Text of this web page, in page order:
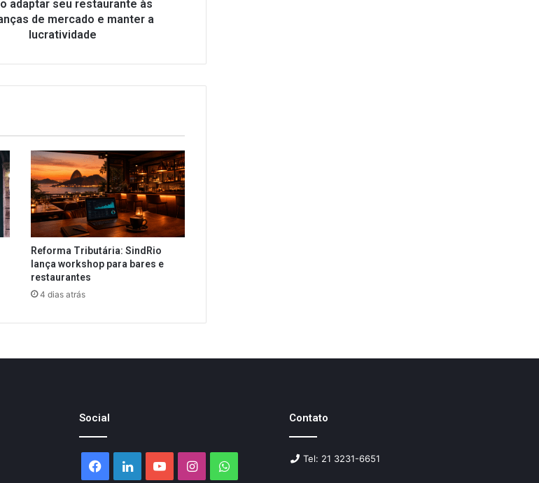
adaptar seu restaurante às
de mercado e manter a
lucratividade
Reforma Tributária: SindRio
lança workshop para bares e
restaurantes
4 dias atrás
Social
Facebook
LinkedinYouTubeInstagramWhatsApp
Contato
Tel: 21 3231-6651